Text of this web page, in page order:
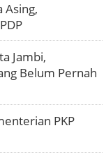
Asing,
Jambi,
Belum Pernah
PKP